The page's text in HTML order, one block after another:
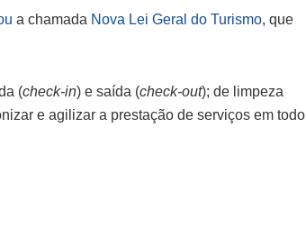
a chamada Nova Lei Geral do Turismo, que
(check-in) e saída (check-out); de limpeza
e agilizar a prestação de serviços em todo